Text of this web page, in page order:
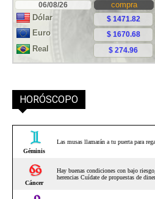
HORÓSCOPO